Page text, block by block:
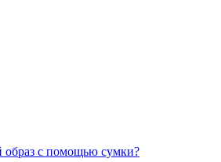
образ с помощью сумки?